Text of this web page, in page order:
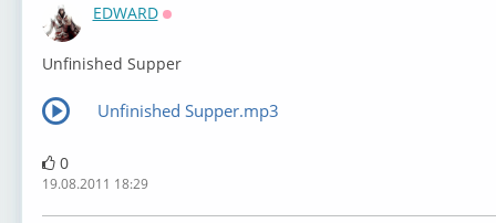
EDWARD
Unfinished Supper
Unfinished Supper.mp3
0
19.08.2011 18:29